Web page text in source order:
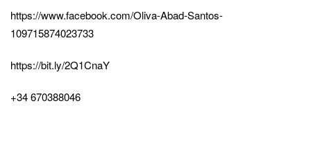
https://www.facebook.com/Oliva-Abad-Santos-
109715874023733
https://bit.ly/2Q1CnaY
+34 670388046